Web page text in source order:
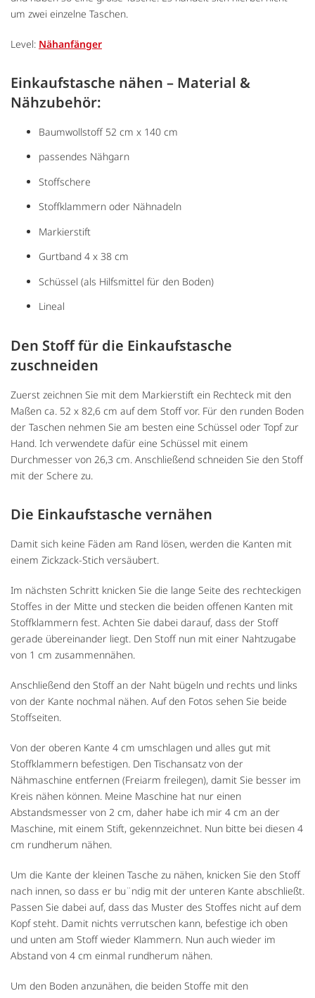
um zwei einzelne Taschen.
Level: Nähanfänger
Einkaufstasche nähen – Material &
Nähzubehör:
Baumwollstoff 52 cm x 140 cm
passendes Nähgarn
Stoffschere
Stoffklammern oder Nähnadeln
Markierstift
Gurtband 4 x 38 cm
Schüssel (als Hilfsmittel für den Boden)
Lineal
Den Stoff für die Einkaufstasche
zuschneiden
Zuerst zeichnen Sie mit dem Markierstift ein Rechteck mit den
Maßen ca. 52 x 82,6 cm auf dem Stoff vor. Für den runden Boden
der Taschen nehmen Sie am besten eine Schüssel oder Topf zur
Hand. Ich verwendete dafür eine Schüssel mit einem
Durchmesser von 26,3 cm. Anschließend schneiden Sie den Stoff
mit der Schere zu.
Die Einkaufstasche vernähen
Damit sich keine Fäden am Rand lösen, werden die Kanten mit
einem Zickzack-Stich versäubert.
Im nächsten Schritt knicken Sie die lange Seite des rechteckigen
Stoffes in der Mitte und stecken die beiden offenen Kanten mit
Stoffklammern fest. Achten Sie dabei darauf, dass der Stoff
gerade übereinander liegt. Den Stoff nun mit einer Nahtzugabe
von 1 cm zusammennähen.
Anschließend den Stoff an der Naht bügeln und rechts und links
von der Kante nochmal nähen. Auf den Fotos sehen Sie beide
Stoffseiten.
Von der oberen Kante 4 cm umschlagen und alles gut mit
Stoffklammern befestigen. Den Tischansatz von der
Nähmaschine entfernen (Freiarm freilegen), damit Sie besser im
Kreis nähen können. Meine Maschine hat nur einen
Abstandsmesser von 2 cm, daher habe ich mir 4 cm an der
Maschine, mit einem Stift, gekennzeichnet. Nun bitte bei diesen 4
cm rundherum nähen.
Um die Kante der kleinen Tasche zu nähen, knicken Sie den Stoff
nach innen, so dass er bu¨ndig mit der unteren Kante abschließt.
Passen Sie dabei auf, dass das Muster des Stoffes nicht auf dem
Kopf steht. Damit nichts verrutschen kann, befestige ich oben
und unten am Stoff wieder Klammern. Nun auch wieder im
Abstand von 4 cm einmal rundherum nähen.
Um den Boden anzunähen, die beiden Stoffe mit den